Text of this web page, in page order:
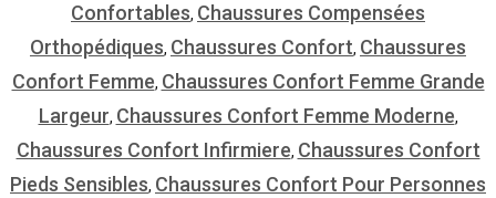
Confortables, Chaussures Compensées
Orthopédiques, Chaussures Confort, Chaussures
Confort Femme, Chaussures Confort Femme Grande
Largeur, Chaussures Confort Femme Moderne,
Chaussures Confort Infirmiere, Chaussures Confort
Pieds Sensibles, Chaussures Confort Pour Personnes